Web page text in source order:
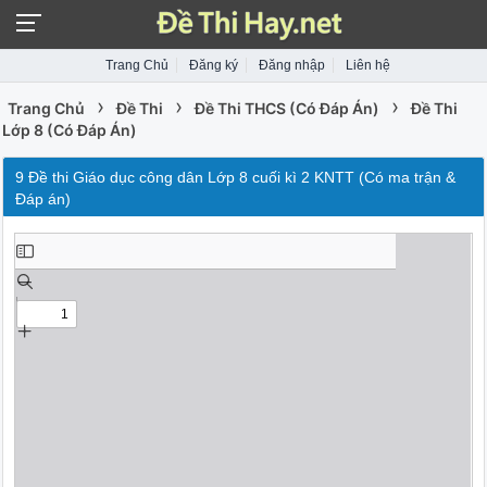
Trang Chủ Đăng ký Đăng nhập Liên hệ
Trang Chủ › Đề Thi › Đề Thi THCS (Có Đáp Án) ›
Đề Thi
Lớp 8 (Có Đáp Án)
9 Đề thi Giáo dục công dân Lớp 8 cuối kì 2 KNTT (Có ma trận &
Đáp án)